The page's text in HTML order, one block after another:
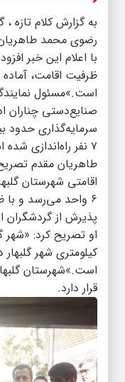
به گزارش کلام
ظرفیت اقامت،
است.»مسئول
صنایع‌دستی چناران
۷ نفر راه‌اندازی شده است.»
طاهریان مقدم
پذیرش از
کیلومتری شهر
قرار دارد.